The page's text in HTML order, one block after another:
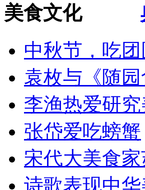
美食文化
中秋节，吃
袁枚与《随园
李渔热爱研
张岱爱吃螃蟹
宋代大美食
诗歌表现中